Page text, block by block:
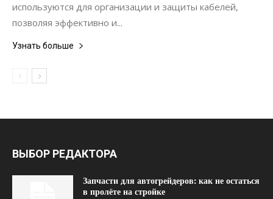
используются для организации и защиты кабелей,
позволяя эффективно и...
Узнать больше
ВЫБОР РЕДАКТОРА
Запчасти для автогрейдеров: как не остаться
в пролёте на стройке